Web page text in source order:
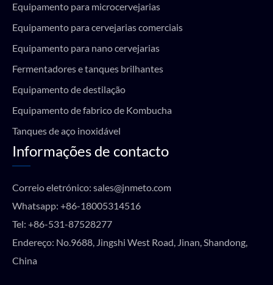
Equipamento para microcervejarias
Equipamento para cervejarias comerciais
Equipamento para nano cervejarias
Fermentadores e tanques brilhantes
Equipamento de destilação
Equipamento de fabrico de Kombucha
Tanques de aço inoxidável
Informações de contacto
Correio eletrónico: sales@jnmeto.com
Whatsapp: +86-18005314516
Tel: +86-531-87528277
Endereço: No.9688, Jingshi West Road, Jinan, Shandong,
China